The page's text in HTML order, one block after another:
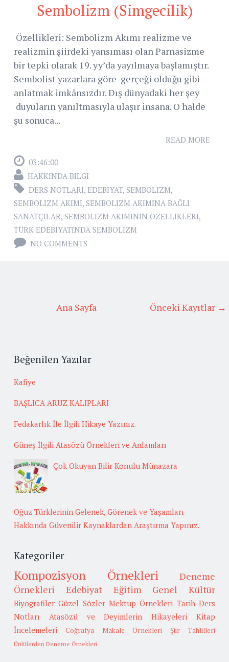
Sembolizm (Simgecilik)
Özellikleri: Sembolizm Akımı realizme ve
realizmin şiirdeki yansıması olan Parnasizme
bir tepki olarak 19. yy’da yayılmaya başlamıştır.
Sembolist yazarlara göre gerçeği olduğu gibi
anlatmak imkânsızdır. Dış dünyadaki her şey
duyuların yanıltmasıyla ulaşır insana. O halde
şu sonuca...
READ MORE
03:46:00
HAKKINDA BILGI
DERS NOTLARI, EDEBIYAT, SEMBOLIZM,
SEMBOLIZM AKIMI, SEMBOLIZM AKIMINA BAĞLI
SANATÇILAR, SEMBOLIZM AKIMININ ÖZELLIKLERI,
TÜRK EDEBIYATINDA SEMBOLIZM
NO COMMENTS
Önceki Kayıtlar →
Ana Sayfa
Beğenilen Yazılar
Kafiye
BAŞLICA ARUZ KALIPLARI
Fedakarlık İle İlgili Hikaye Yazınız.
Güneş İlgili Atasözü Örnekleri ve Anlamları
Çok Okuyan Bilir Konulu Münazara
Oğuz Türklerinin Gelenek, Görenek ve Yaşamları
Hakkında Güvenilir Kaynaklardan Araştırma Yapınız.
Kategoriler
Kompozisyon Örnekleri
Deneme
Örnekleri
Edebiyat Eğitim Genel Kültür
Biyografiler Güzel Sözler Mektup Örnekleri Tarih Ders
Notları
Atasözü ve Deyimlerin Hikayeleri
Kitap
İncelemeleri
Coğrafya Makale Örnekleri Şiir Tahlilleri
Ünlülerden Deneme Örnekleri